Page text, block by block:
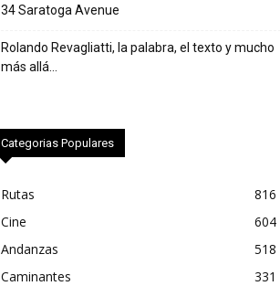
34 Saratoga Avenue
Rolando Revagliatti, la palabra, el texto y mucho
más allá…
Categorias Populares
Rutas
816
Cine
604
Andanzas
518
Caminantes
331